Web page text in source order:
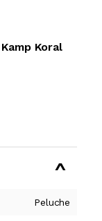
Koral
Peluche